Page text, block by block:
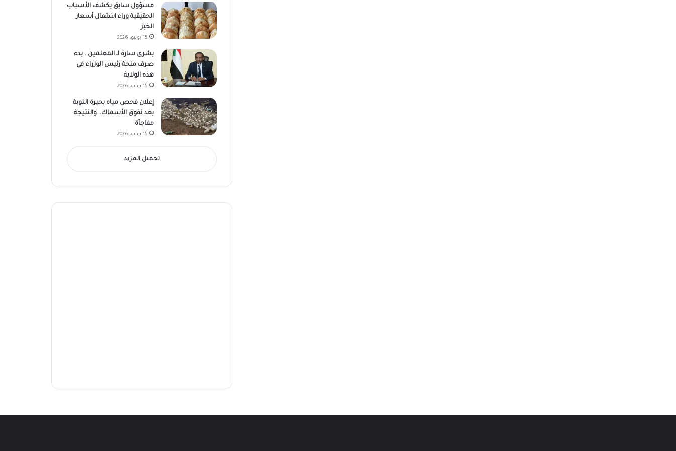
مسؤول سابق يكشف الأسباب
الحقيقية وراء اشتعال أسعار
الخبز
15 يونيو، 2026
بشرى سارة لـ المعلمين.. بدء
صرف منحة رئيس الوزراء في
هذه الولاية
15 يونيو، 2026
إعلان فحص مياه بحيرة النوبة
بعد نفوق الأسماك.. والنتيجة
مفاجأة
15 يونيو، 2026
تحميل المزيد